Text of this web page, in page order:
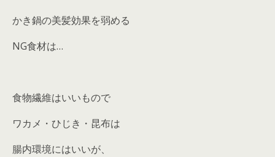
かき鍋の美髪効果を弱める
NG食材は…
食物繊維はいいもので
ワカメ・ひじき・昆布は
腸内環境にはいいが、